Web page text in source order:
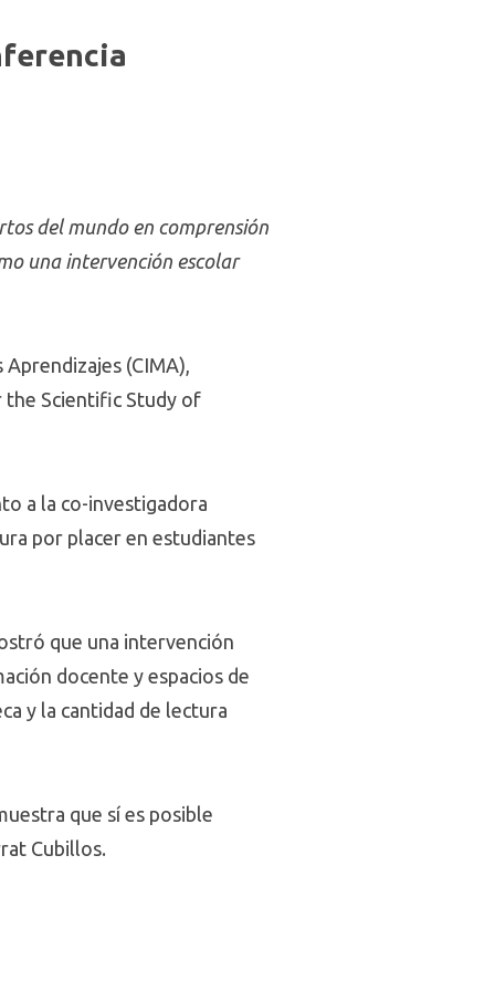
del mundo en comprensión
una intervención escolar
(CIMA),
the Scientific Study of
a la co-investigadora
por placer en estudiantes
que una intervención
docente y espacios de
y la cantidad de lectura
que sí es posible
Cubillos.